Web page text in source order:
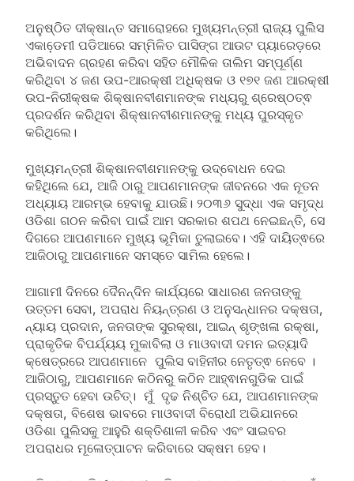
ଅନୁଷ୍ଠିତ ଦୀକ୍ଷାନ୍ତ ସମାରୋହରେ ମୁଖ୍ୟମନ୍ତ୍ରୀ ରାଜ୍ୟ ପୁଲିସ
ଏକାଡେ଼ମୀ ପଡିଆରେ ସମ୍ମିଳିତ ପାସିଙ୍ଗ ଆଉଟ ପ୍ୟାରେଡ଼ରେ
ଅଭିବାଦନ ଗ୍ରହଣ କରିବା ସହିତ ମୌଳିକ ତାଲିମ ସମ୍ପୂର୍ଣ୍ଣ
କରିଥିବା ୪ ଜଣ ଉପ-ଆରକ୍ଷୀ ଅଧିକ୍ଷକ ଓ ୧୭୧ ଜଣ ଆରକ୍ଷୀ
ଉପ-ନିରୀକ୍ଷକ ଶିକ୍ଷାନବୀଶମାନଙ୍କ ମଧ୍ୟରୁ ଶ୍ରେଷ୍ଠତ୍ଵ
ପ୍ରଦର୍ଶନ କରିଥିବା ଶିକ୍ଷାନବୀଶମାନଙ୍କୁ ମଧ୍ୟ ପୁରସ୍କୃତ
କରିଥିଲେ।
ମୁଖ୍ୟମନ୍ତ୍ରୀ ଶିକ୍ଷାନବୀଶମାନଙ୍କୁ ଉଦ୍‌ବୋଧନ ଦେଇ
କହିଥିଲେ ଯେ, ଆଜି ଠାରୁ ଆପଣମାନଙ୍କ ଜୀବନରେ ଏକ ନୂତନ
ଅଧ୍ୟାୟ ଆରମ୍ଭ ହେବାକୁ ଯାଉଛି। ୨୦୩୬ ସୁଦ୍ଧା ଏକ ସମୃଦ୍ଧ
ଓଡିଶା ଗଠନ କରିବା ପାଇଁ ଆମ ସରକାର ଶପଥ ନେଇଛନ୍ତି, ସେ
ଦିଗରେ ଆପଣମାନେ ମୁଖ୍ୟ ଭୂମିକା ତୁଲାଇବେ। ଏହି ଦାୟିତ୍ଵରେ
ଆଜିଠାରୁ ଆପଣମାନେ ସମସ୍ତେ ସାମିଲ ହେଲେ।
ଆଗାମୀ ଦିନରେ ଦୈନନ୍ଦିନ କାର୍ଯ୍ୟରେ ସାଧାରଣ ଜନତାଙ୍କୁ
ଉତ୍ତମ ସେବା, ଅପରାଧ ନିୟନ୍ତ୍ରଣ ଓ ଅନୁସନ୍ଧାନର ଦକ୍ଷତା,
ନ୍ୟାୟ ପ୍ରଦାନ, ଜନତାଙ୍କ ସୁରକ୍ଷା, ଆଇନ୍ ଶୃଙ୍ଖଳା ରକ୍ଷା,
ପ୍ରାକୃତିକ ବିପର୍ଯ୍ୟୟ ମୁକାବିଲା ଓ ମାଓବାଦୀ ଦମନ ଇତ୍ୟାଦି
କ୍ଷେତ୍ରରେ ଆପଣମାନେ ପୁଲିସ ବାହିନୀର ନେତୃତ୍ଵ ନେବେ ।
ଆଜିଠାରୁ, ଆପଣମାନେ କଠିନରୁ କଠିନ ଆହ୍ଵାନଗୁଡିକ ପାଇଁ
ପ୍ରସ୍ତୁତ ହେବା ଉଚିତ୍। ମୁଁ ଦୃଢ ନିଶ୍ଚିତ ଯେ, ଆପଣମାନଙ୍କ
ଦକ୍ଷତା, ବିଶେଷ ଭାବରେ ମାଓବାଦୀ ବିରୋଧୀ ଅଭିଯାନରେ
ଓଡିଶା ପୁଲିସକୁ ଆହୁରି ଶକ୍ତିଶାଳୀ କରିବ ଏବଂ ସାଇବର
ଅପରାଧର ମୂଳୋତ୍ପାଟନ କରିବାରେ ସକ୍ଷମ ହେବ।